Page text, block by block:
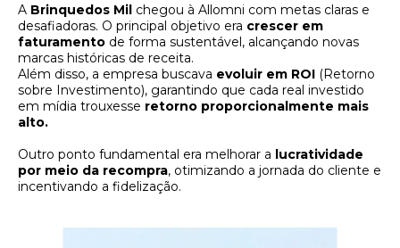
A Brinquedos Mil chegou à Allomni com metas claras e
desafiadoras. O principal objetivo era crescer em
faturamento de forma sustentável, alcançando novas
marcas históricas de receita.
Além disso, a empresa buscava evoluir em ROI (Retorno
sobre Investimento), garantindo que cada real investido
em mídia trouxesse retorno proporcionalmente mais
alto.
Outro ponto fundamental era melhorar a lucratividade
por meio da recompra, otimizando a jornada do cliente e
incentivando a fidelização.